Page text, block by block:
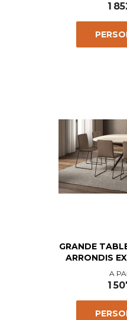
1
GRANDE
ARRONDIS
A
1